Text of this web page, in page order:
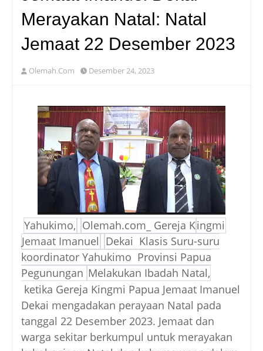
Merayakan Natal: Natal
Jemaat 22 Desember 2023
Olemah.Com Desember 24, 2023
Yahukimo, Olemah.com_ Gereja Kingmi
Jemaat Imanuel Dekai Klasis Suru-suru
koordinator Yahukimo Provinsi Papua
Pegunungan Melakukan Ibadah Natal,
ketika Gereja Kingmi Papua Jemaat Imanuel
Dekai mengadakan perayaan Natal pada
tanggal 22 Desember 2023. Jemaat dan
warga sekitar berkumpul untuk merayakan